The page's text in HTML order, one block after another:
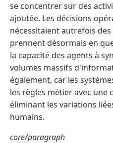
se concentrer sur des
ajoutée. Les décisions
nécessitaient autrefois
prennent désormais en
la capacité des agents à
volumes massifs
également, car les
les règles métier avec une
éliminant les variations
humains.
core/paragraph